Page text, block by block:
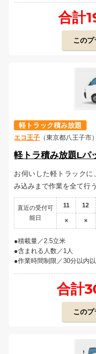
合計
このプ
軽トラック積み放題
エコ王子 （東京都八王子市）
軽トラ積み放題Lパ
お伺いした軽トラック
み込みまで作業を全て行
直近の受付可
能日
11 12
× ×
積載量／2.5立米
含まれる人数／1人
作業時間制限／30分以内
合計
このプ